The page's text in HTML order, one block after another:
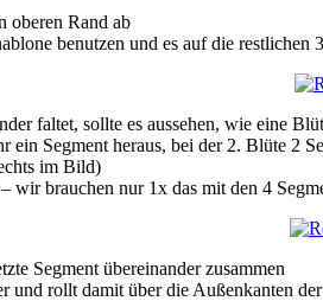
oberen Rand ab
benutzen und es auf die restlichen
faltet, sollte es aussehen, wie eine
ein Segment heraus, bei der 2. Blüte 2
im Bild)
wir brauchen nur 1x das mit den 4
Segment übereinander zusammen
und rollt damit über die Außenkanten